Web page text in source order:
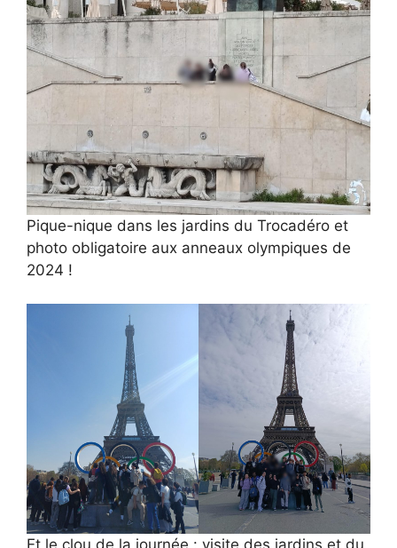
Pique-nique dans les jardins du Trocadéro et
photo obligatoire aux anneaux olympiques de
2024 !
Et le clou de la journée : visite des jardins et du